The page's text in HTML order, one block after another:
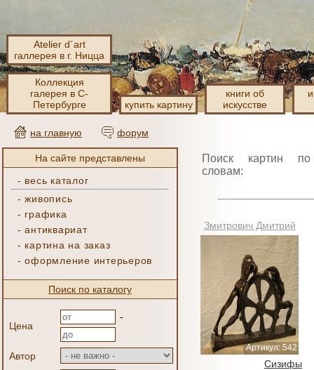
Atelier d´art
галлерея в г. Ницца
Коллекция
галерея в С-
Петербурге
купить картину
книги об
искусстве
на главную форум
На сайте представлены
- весь каталог
-живопись
- графика
-антиквариат
- картина на заказ
-оформление интерьеров
Поиск по каталогу
Цена
-
Автор
Поиск картин
словам:
Змитрович Дмитрий
Артикул: 542
Сизифы